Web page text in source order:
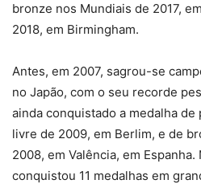
bronze nos Mundiais de 2017,
2018, em Birmingham.
Antes, em 2007, sagrou-se
no Japão, com o seu recorde
ainda conquistado a medalha
livre de 2009, em Berlim, e de
2008, em Valência, em
conquistou 11 medalhas em